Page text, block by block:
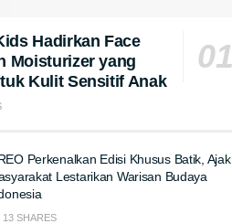
Hadirkan Face
Moisturizer yang
Kulit Sensitif Anak
Perkenalkan Edisi Khusus Batik, Ajak
Lestarikan Warisan Budaya
13 SHARES